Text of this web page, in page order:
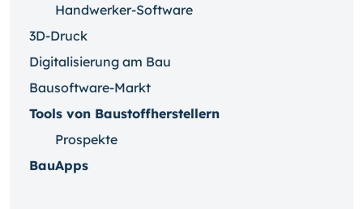
Handwerker-Software
3D-Druck
Digitalisierung am Bau
Bausoftware-Markt
Tools von Baustoffherstellern
Prospekte
BauApps